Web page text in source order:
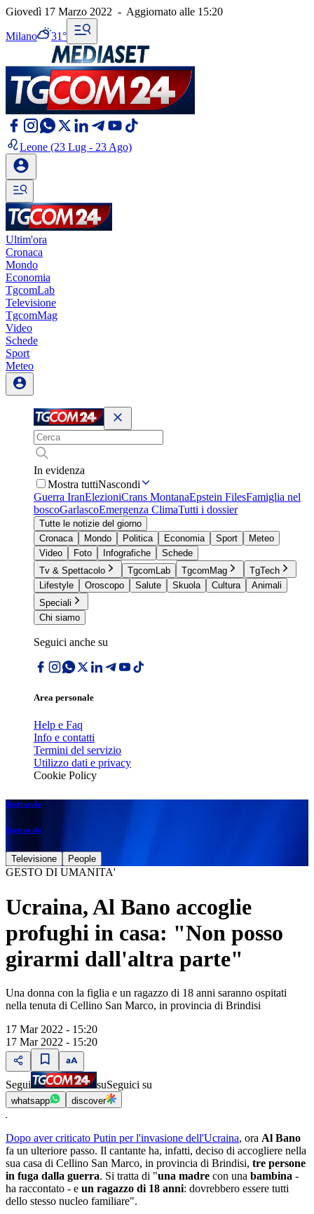
Giovedì 17 Marzo 2022 - Aggiornato alle 15:20
Milano 31°
Leone (23 Lug - 23 Ago)
Ultim'ora
Cronaca
Mondo
Economia
TgcomLab
Televisione
TgcomMag
Video
Schede
Sport
Meteo
In evidenza
Mostra tuttiNascondi
Guerra IranElezioniCrans MontanaEpstein FilesFamiglia nel
boscoGarlascoEmergenza ClimaTutti i dossier
Tutte le notizie del giorno
Cronaca
Mondo Politica Economia Sport
Meteo
Video
Foto Infografiche
Schede
Tv & Spettacolo
TgcomLab TgcomMag
TgTech
Lifestyle
Oroscopo Salute Skuola Cultura
Animali
Speciali
Chi siamo
Seguici anche su
Area personale
Help e Faq
Info e contatti
Termini del servizio
Utilizzo dati e privacy
Cookie Policy
Spettacolo
Spettacolo
Televisione People
GESTO DI UMANITA'
Ucraina, Al Bano accoglie
profughi in casa: "Non posso
girarmi dall'altra parte"
Una donna con la figlia e un ragazzo di 18 anni saranno ospitati
nella tenuta di Cellino San Marco, in provincia di Brindisi
17 Mar 2022 - 15:20
17 Mar 2022 - 15:20
Segui suSeguici su
whatsapp discover
Dopo aver criticato Putin per l'invasione dell'Ucraina, ora Al Bano
fa un ulteriore passo. Il cantante ha, infatti, deciso di accogliere nella
sua casa di Cellino San Marco, in provincia di Brindisi, tre persone
in fuga dalla guerra. Si tratta di "una madre con una bambina -
ha raccontato - e un ragazzo di 18 anni: dovrebbero essere tutti
dello stesso nucleo familiare".